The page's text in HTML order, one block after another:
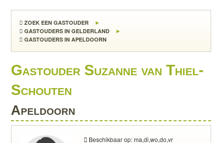
ZOEK EEN GASTOUDER
GASTOUDERS IN GELDERLAND
GASTOUDERS IN APELDOORN
Gastouder Suzanne van Thiel-
Schouten
Apeldoorn
Beschikbaar op: ma,di,wo,do,vr